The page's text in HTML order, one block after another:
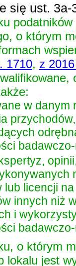
się ust.
o którym
1710, z
w danym
lub licencji
innych niż
i
o którym
lokalu jest